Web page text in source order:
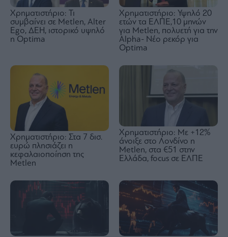
Χρηματιστήριο: Τι
συμβαίνει σε Metlen, Αlter
Ego, ΔΕΗ, ιστορικό υψηλό
η Optima
Χρηματιστήριο: Υψηλό 20
ετών τα ΕΛΠΕ,10 μηνών
για Metlen, πολυετή για την
Alpha- Νέο ρεκόρ για
Optima
Χρηματιστήριο: Στα 7 δισ.
ευρώ πλησιάζει η
κεφαλαιοποίηση της
Metlen
Χρηματιστήριο: Με +12%
άνοιξε στο Λονδίνο η
Metlen, στα €51 στην
Ελλάδα, focus σε ΕΛΠΕ